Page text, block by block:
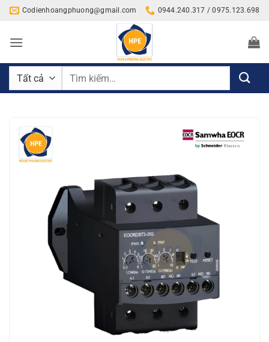
Bỏ
nội
Codienhoangphuong@gmail.com 0944.240.317 / 0975.123.698
Tìm